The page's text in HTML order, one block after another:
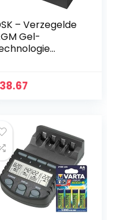
– Verzegelde
Gel-
38.67